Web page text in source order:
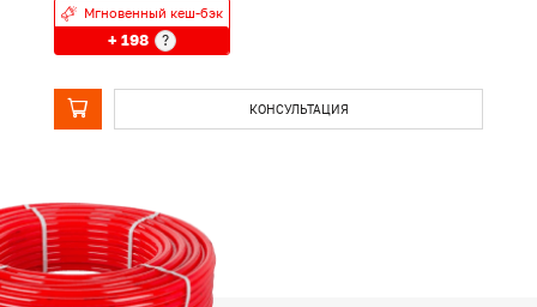
Мгновенный кеш-бэк
+ 198 ?
КОНСУЛЬТАЦИЯ